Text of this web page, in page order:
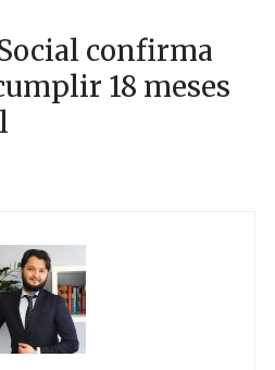
confirma
18 meses